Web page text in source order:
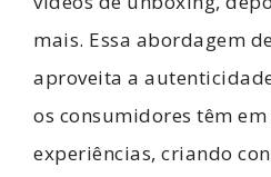
mais. Essa abordagem
aproveita a
os consumidores têm
experiências, criando